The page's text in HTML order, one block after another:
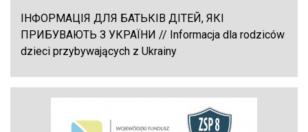
ІНФОРМАЦІЯ ДЛЯ БАТЬКІВ ДІТЕЙ, ЯКІ
ПРИБУВАЮТЬ З УКРАЇНИ // Informacja dla rodziców
dzieci przybywających z Ukrainy